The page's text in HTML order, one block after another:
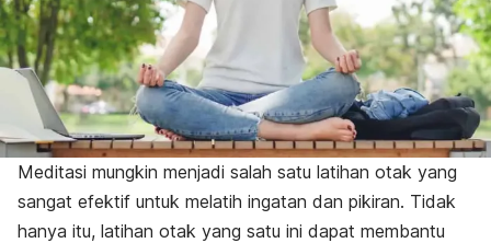
Meditasi mungkin menjadi salah satu latihan otak yang
sangat efektif untuk melatih ingatan dan pikiran. Tidak
hanya itu, latihan otak yang satu ini dapat membantu